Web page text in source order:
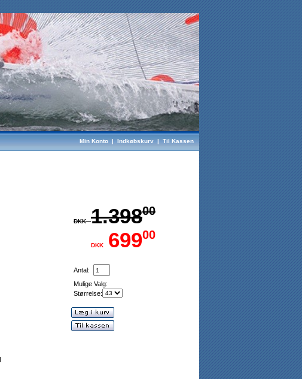
Min Konto | Indkøbskurv | Til Kassen
DKK 1.39800
DKK 69900
Antal:
Mulige Valg:
Størrelse: